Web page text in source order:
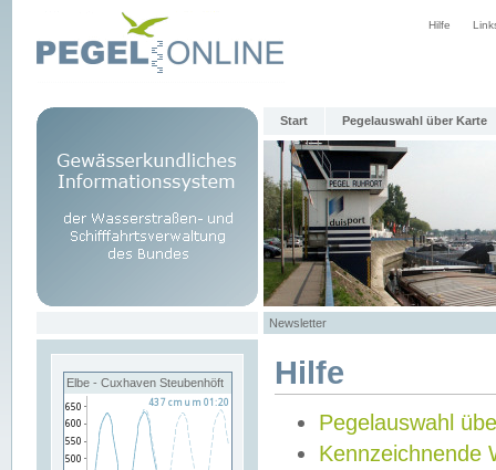
Hilfe
Start Pegelauswahl über Karte
Newsletter
Elbe - Cuxhaven Steubenhöft Hilfe
Pegelauswahl
Kennzeichnende